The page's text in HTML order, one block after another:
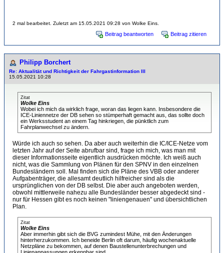
2 mal bearbeitet. Zuletzt am 15.05.2021 09:28 von Wolke Eins.
Beitrag beantworten Beitrag zitieren
Philipp Borchert
Re: Aktualität und Richtigkeit der Fahrgastinformation III
15.05.2021 10:28
Zitat
Wolke Eins
Wobei ich mich da wirklich frage, woran das liegen kann. Insbesondere die
ICE-Liniennetze der DB sehen so stümperhaft gemacht aus, das sollte doch
ein Werksstudent an einem Tag hinkriegen, die pünktlich zum
Fahrplanwechsel zu ändern.
Würde ich auch so sehen. Da aber auch weiterhin die IC/ICE-Netze vom
letzten Jahr auf der Seite abrufbar sind, frage ich mich, was man mit
dieser Informationsseite eigentlich ausdrücken möchte. Ich weiß auch
nicht, was die Sammlung von Plänen für den SPNV in den einzelnen
Bundesländern soll. Mal finden sich die Pläne des VBB oder anderer
Aufgabenträger, die allesamt deutlich hilfreicher sind als die
ursprünglichen von der DB selbst. Die aber auch angeboten werden,
obwohl mittlerweile nahezu alle Bundesländer besser abgedeckt sind -
nur für Hessen gibt es noch keinen "liniengenauen" und übersichtlichen
Plan.
Zitat
Wolke Eins
Aber immerhin gibt sich die BVG zumindest Mühe, mit den Änderungen
hinterherzukommen. Ich beneide Berlin oft darum, häufig wochenaktuelle
Netzpläne zu bekommen, auf denen Baustellenunterbrechungen und